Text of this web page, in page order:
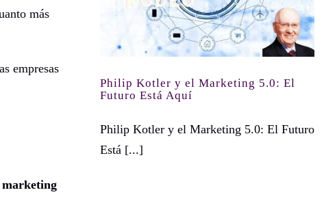
más
empresas
marketing
Philip Kotler y el Marketing 5.0: El
Futuro Está Aquí
Philip Kotler y el Marketing 5.0: El Futuro
Está [...]